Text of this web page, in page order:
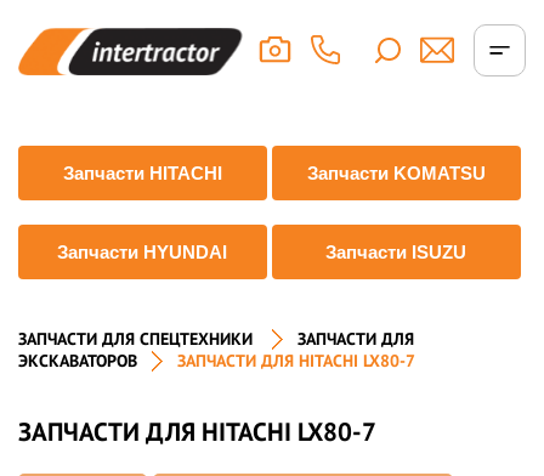
Запчасти HITACHI Запчасти KOMATSU
Запчасти HYUNDAI Запчасти ISUZU
ЗАПЧАСТИ ДЛЯ СПЕЦТЕХНИКИ
ЗАПЧАСТИ ДЛЯ
ЭКСКАВАТОРОВ
ЗАПЧАСТИ ДЛЯ HITACHI LX80-7
ЗАПЧАСТИ ДЛЯ HITACHI LX80-7